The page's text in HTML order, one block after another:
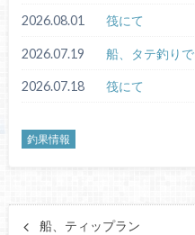
2026.08.01 筏にて
2026.07.19 船、タテ釣りで
2026.07.18 筏にて
釣果情報
船、ティップラン